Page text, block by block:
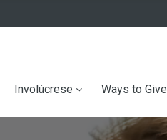
Involúcrese Ways to Give